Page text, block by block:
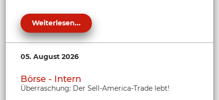
Weiterlesen...
05. August 2026
Börse - Intern
Überraschung: Der Sell-America-Trade lebt!